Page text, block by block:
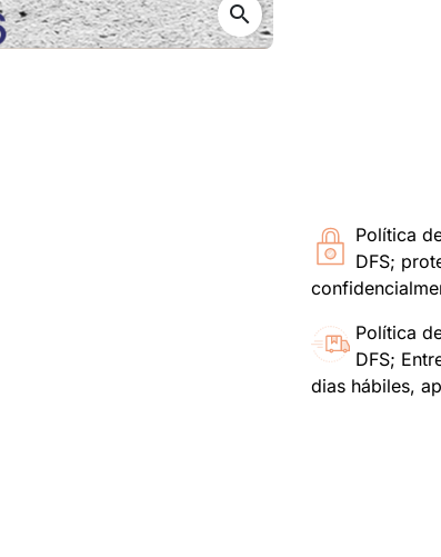
search
Política
DFS;
Política
DFS;
dias hábiles,